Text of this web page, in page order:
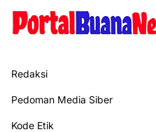
Redaksi
Pedoman Media Siber
Kode Etik